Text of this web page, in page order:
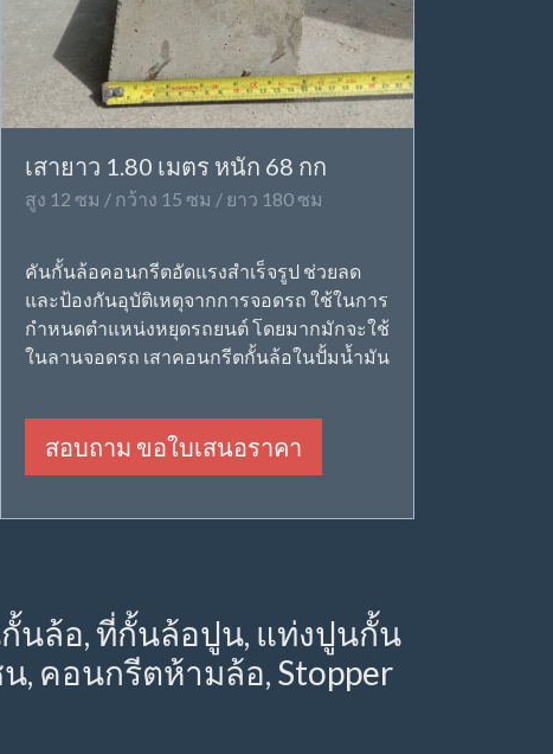
เสายาว 1.80 เมตร หนัก 68 กก
สูง 12 ซม / กว้าง 15 ซม / ยาว 180 ซม
คันกั้นล้อคอนกรีตอัดแรงสำเร็จรูป ช่วยลด
และป้องกันอุบัติเหตุจากการจอดรถ ใช้ในการ
กำหนดตำแหน่งหยุดรถยนต์ โดยมากมักจะใช้
ในลานจอดรถ เสาคอนกรีตกั้นล้อในปั้มน้ำมัน
สอบถาม ขอใบเสนอราคา
นล้อ, ที่กั้นล้อปูน, แท่งปูนกั้น
คอนกรีตห้ามล้อ, Stopper